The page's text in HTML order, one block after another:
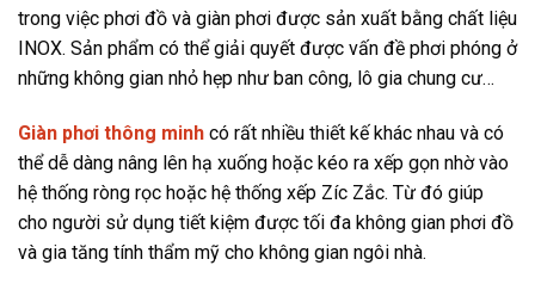
trong việc phơi đồ và giàn phơi được sản xuất bằng chất liệu
INOX. Sản phẩm có thể giải quyết được vấn đề phơi phóng ở
những không gian nhỏ hẹp như ban công, lô gia chung cư…
Giàn phơi thông minh có rất nhiều thiết kế khác nhau và có
thể dễ dàng nâng lên hạ xuống hoặc kéo ra xếp gọn nhờ vào
hệ thống ròng rọc hoặc hệ thống xếp Zíc Zắc. Từ đó giúp
cho người sử dụng tiết kiệm được tối đa không gian phơi đồ
và gia tăng tính thẩm mỹ cho không gian ngôi nhà.